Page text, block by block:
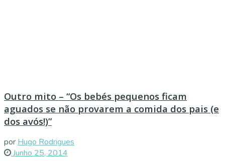
Outro mito – “Os bebés pequenos ficam
aguados se não provarem a comida dos pais (e
dos avós!)”
por Hugo Rodrigues
Junho 25, 2014